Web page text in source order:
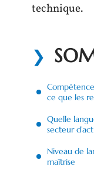
technique.
ce que les
Quelle
secteur
Niveau de
maîtrise